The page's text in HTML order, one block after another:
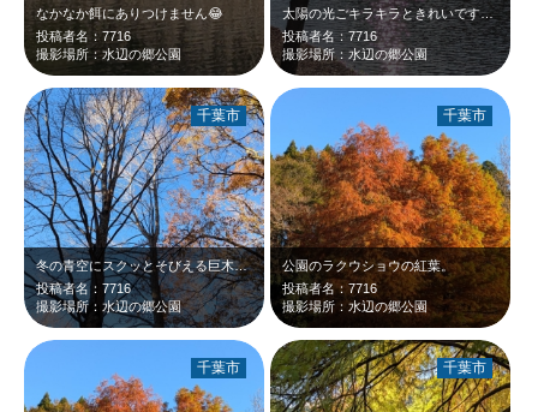
なかなか餌にありつけません😂
投稿者名：7716
撮影場所：水辺の郷公園
太陽の光ごキラキラときれいです。野鳥も見ることが出来る静かな公園です。
投稿者名：7716
撮影場所：水辺の郷公園
冬の青空にスクッとそびえる巨木が気持ちよいです。自分の背中もピーンと伸びました。
投稿者名：7716
撮影場所：水辺の郷公園
千葉市
公園のラクウショウの紅葉。
投稿者名：7716
撮影場所：水辺の郷公園
千葉市
千葉市 千葉市